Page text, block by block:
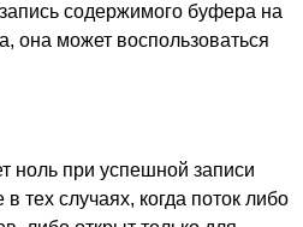
содержимого буфера на
она может воспользоваться
ноль при успешной записи
тех случаях, когда поток либо